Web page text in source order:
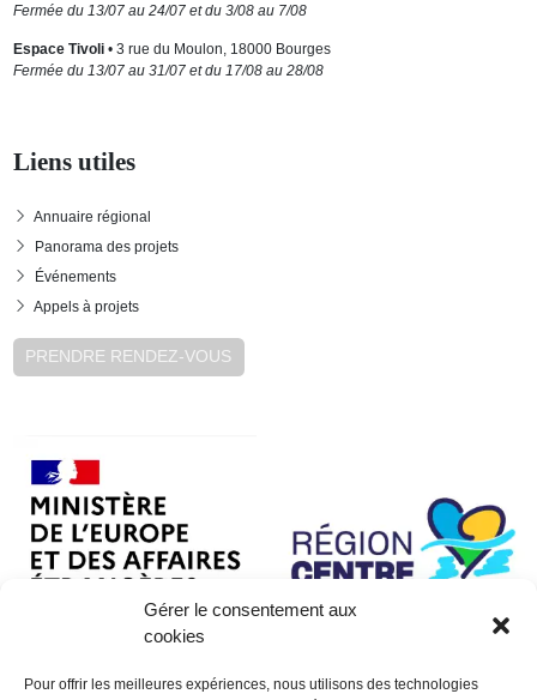
Gérer le consentement aux
cookies
Pour offrir les meilleures expériences, nous utilisons des technologies
Fermée du 13/07 au 24/07 et du 3/08 au 7/08
Espace Tivoli• 3 rue du Moulon, 18000 Bourges
Fermée du 13/07 au 31/07 et du 17/08 au 28/08
Liens utiles
Annuaire régional
Panorama des projets
Événements
Appels à projets
PRENDRE RENDEZ-VOUS